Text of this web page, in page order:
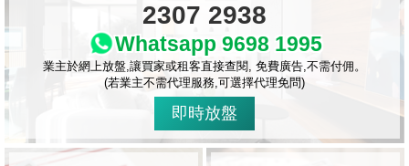
2307 2938
Whatsapp 9698 1995
業主於網上放盤,讓買家或租客直接查閱, 免費廣告,不需付佣。
(若業主不需代理服務,可選擇代理免問)
即時放盤